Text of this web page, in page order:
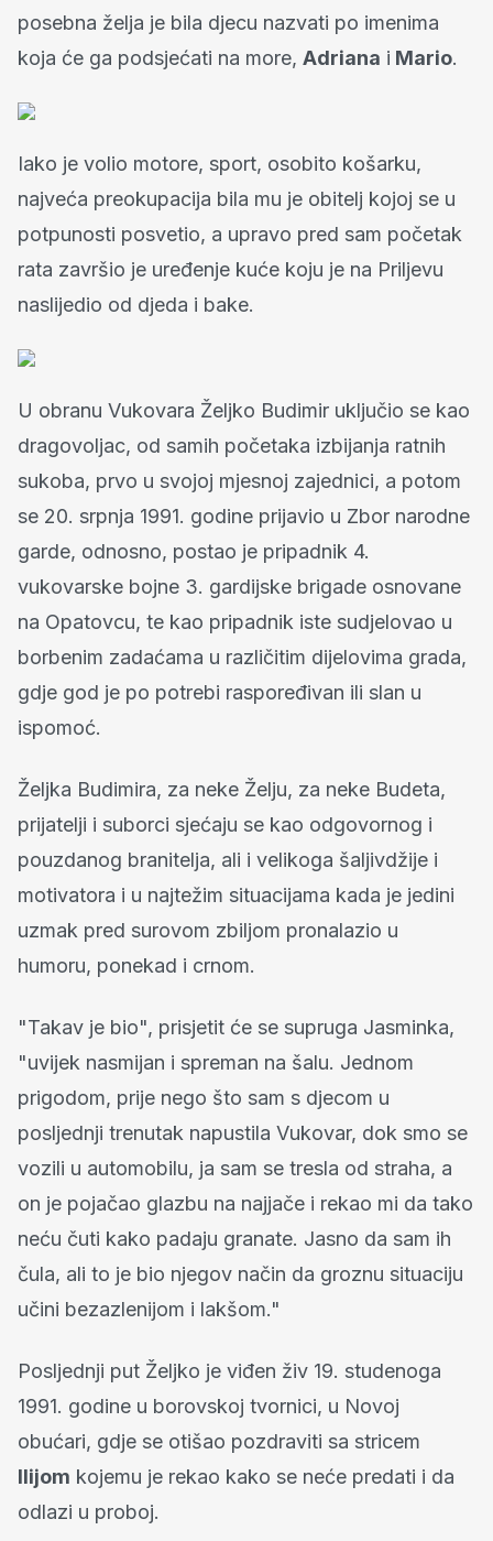
posebna želja je bila djecu nazvati po imenima
koja će ga podsjećati na more, Adriana i Mario.
Iako je volio motore, sport, osobito košarku,
najveća preokupacija bila mu je obitelj kojoj se u
potpunosti posvetio, a upravo pred sam početak
rata završio je uređenje kuće koju je na Priljevu
naslijedio od djeda i bake.
U obranu Vukovara Željko Budimir uključio se kao
dragovoljac, od samih početaka izbijanja ratnih
sukoba, prvo u svojoj mjesnoj zajednici, a potom
se 20. srpnja 1991. godine prijavio u Zbor narodne
garde, odnosno, postao je pripadnik 4.
vukovarske bojne 3. gardijske brigade osnovane
na Opatovcu, te kao pripadnik iste sudjelovao u
borbenim zadaćama u različitim dijelovima grada,
gdje god je po potrebi raspoređivan ili slan u
ispomoć.
Željka Budimira, za neke Želju, za neke Budeta,
prijatelji i suborci sjećaju se kao odgovornog i
pouzdanog branitelja, ali i velikoga šaljivdžije i
motivatora i u najtežim situacijama kada je jedini
uzmak pred surovom zbiljom pronalazio u
humoru, ponekad i crnom.
"Takav je bio", prisjetit će se supruga Jasminka,
"uvijek nasmijan i spreman na šalu. Jednom
prigodom, prije nego što sam s djecom u
posljednji trenutak napustila Vukovar, dok smo se
vozili u automobilu, ja sam se tresla od straha, a
on je pojačao glazbu na najjače i rekao mi da tako
neću čuti kako padaju granate. Jasno da sam ih
čula, ali to je bio njegov način da groznu situaciju
učini bezazlenijom i lakšom."
Posljednji put Željko je viđen živ 19. studenoga
1991. godine u borovskoj tvornici, u Novoj
obućari, gdje se otišao pozdraviti sa stricem
Ilijom kojemu je rekao kako se neće predati i da
odlazi u proboj.